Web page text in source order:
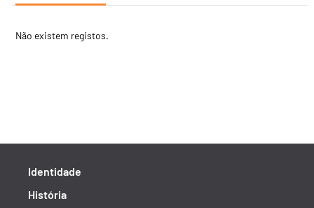
Não existem registos.
Identidade
História